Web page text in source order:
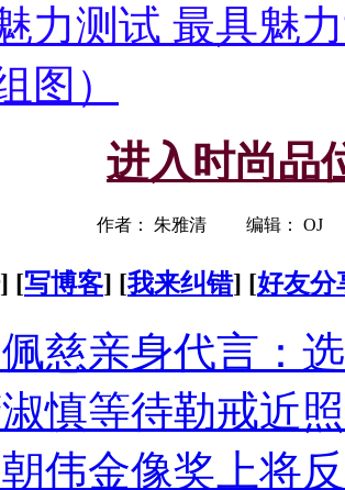
力测试 最具魅
图）
进入时尚品
作者： 朱雅清 编辑： OJ
] [写博客] [我来纠错] [好友分
慈亲身代言：
慎等待勒戒近
伟金像奖上将